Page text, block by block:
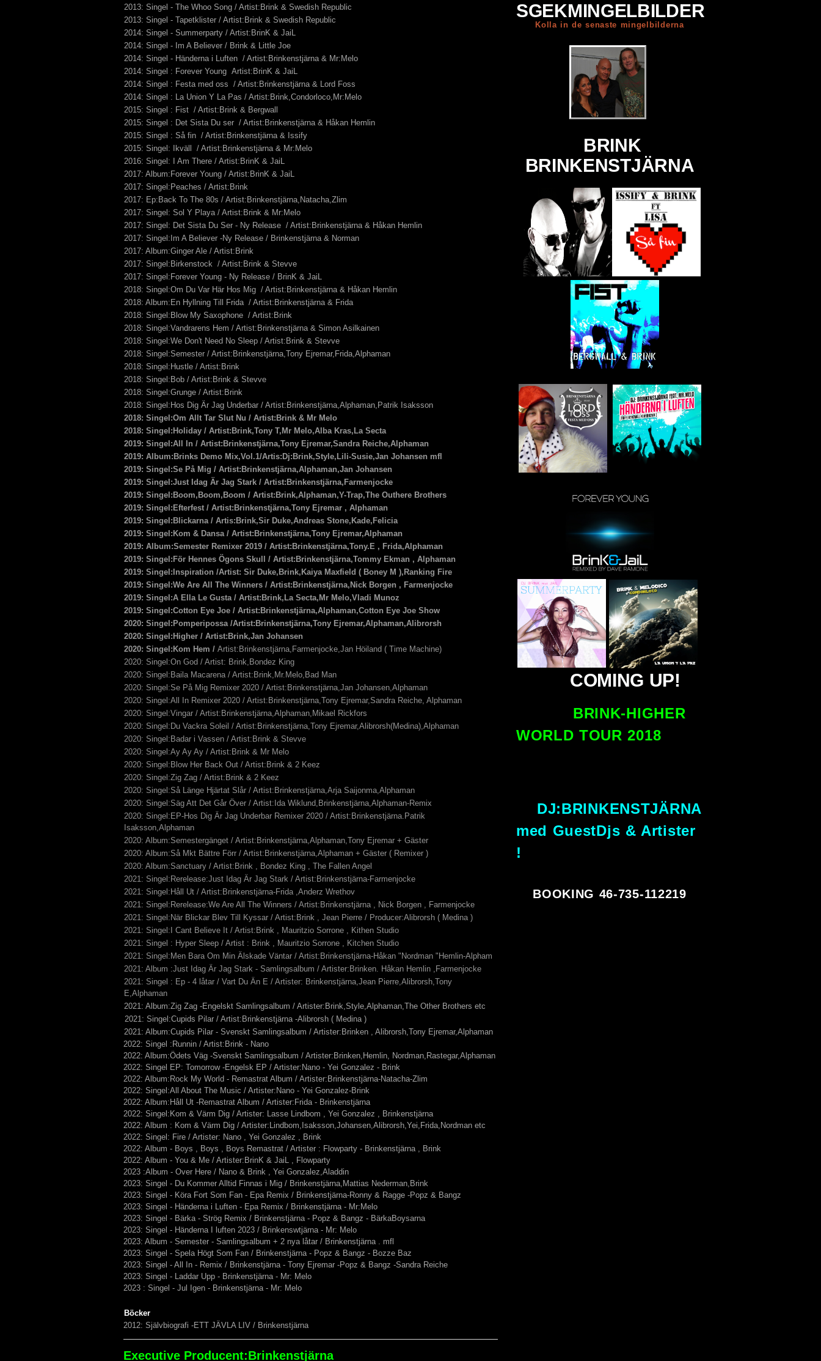
2013: Singel - The Whoo Song / Artist:Brink & Swedish Republic
2013: Singel - Tapetklister / Artist:Brink & Swedish Republic
2014: Singel - Summerparty / Artist:BrinK & JaiL
2014: Singel - Im A Believer / Brink & Little Joe
2014: Singel - Händerna i Luften / Artist:Brinkenstjärna & Mr:Melo
2014: Singel : Forever Young Artist:BrinK & JaiL
2014: Singel : Festa med oss / Artist:Brinkenstjärna & Lord Foss
2014: Singel : La Union Y La Pas / Artist:Brink,Condorloco,Mr:Melo
2015: Singel : Fist / Artist:Brink & Bergwall
2015: Singel : Det Sista Du ser / Artist:Brinkenstjärna & Håkan Hemlin
2015: Singel : Så fin / Artist:Brinkenstjärna & Issify
2015: Singel: Ikväll / Artist:Brinkenstjärna & Mr:Melo
2016: Singel: I Am There / Artist:BrinK & JaiL
2017: Album:Forever Young / Artist:BrinK & JaiL
2017: Singel:Peaches / Artist:Brink
2017: Ep:Back To The 80s / Artist:Brinkenstjärna,Natacha,Zlim
2017: Singel: Sol Y Playa / Artist:Brink & Mr:Melo
2017: Singel: Det Sista Du Ser - Ny Release / Artist:Brinkenstjärna & Håkan Hemlin
2017: Singel:Im A Believer -Ny Release / Brinkenstjärna & Norman
2017: Album:Ginger Ale / Artist:Brink
2017: Singel:Birkenstock / Artist:Brink & Stevve
2017: Singel:Forever Young - Ny Release / BrinK & JaiL
2018: Singel:Om Du Var Här Hos Mig / Artist:Brinkenstjärna & Håkan Hemlin
2018: Album:En Hyllning Till Frida / Artist:Brinkenstjärna & Frida
2018: Singel:Blow My Saxophone / Artist:Brink
2018: Singel:Vandrarens Hem / Artist:Brinkenstjärna & Simon Asilkainen
2018: Singel:We Don't Need No Sleep / Artist:Brink & Stevve
2018: Singel:Semester / Artist:Brinkenstjärna,Tony Ejremar,Frida,Alphaman
2018: Singel:Hustle / Artist:Brink
2018: Singel:Bob / Artist:Brink & Stevve
2018: Singel:Grunge / Artist:Brink
2018: Singel:Hos Dig Är Jag Underbar / Artist:Brinkenstjärna,Alphaman,Patrik Isaksson
2018: Singel:Om Allt Tar Slut Nu / Artist:Brink & Mr Melo
2018: Singel:Holiday / Artist:Brink,Tony T,Mr Melo,Alba Kras,La Secta
2019: Singel:All In / Artist:Brinkenstjärna,Tony Ejremar,Sandra Reiche,Alphaman
2019: Album:Brinks Demo Mix,Vol.1/Artis:Dj:Brink,Style,Lili-Susie,Jan Johansen mfl
2019: Singel:Se På Mig / Artist:Brinkenstjärna,Alphaman,Jan Johansen
2019: Singel:Just Idag Är Jag Stark / Artist:Brinkenstjärna,Farmenjocke
2019: Singel:Boom,Boom,Boom / Artist:Brink,Alphaman,Y-Trap,The Outhere Brothers
2019: Singel:Efterfest / Artist:Brinkenstjärna,Tony Ejremar , Alphaman
2019: Singel:Blickarna / Artis:Brink,Sir Duke,Andreas Stone,Kade,Felicia
2019: Singel:Kom & Dansa / Artist:Brinkenstjärna,Tony Ejremar,Alphaman
2019: Album:Semester Remixer 2019 / Artist:Brinkenstjärna,Tony.E , Frida,Alphaman
2019: Singel:För Hennes Ögons Skull / Artist:Brinkenstjärna,Tommy Ekman , Alphaman
2019: Singel:Inspiration /Artist: Sir Duke,Brink,Kaiya Maxfield ( Boney M ),Ranking Fire
2019: Singel:We Are All The Winners / Artist:Brinkenstjärna,Nick Borgen , Farmenjocke
2019: Singel:A Ella Le Gusta / Artist:Brink,La Secta,Mr Melo,Vladi Munoz
2019: Singel:Cotton Eye Joe / Artist:Brinkenstjärna,Alphaman,Cotton Eye Joe Show
2020: Singel:Pomperipossa /Artist:Brinkenstjärna,Tony Ejremar,Alphaman,Alibrorsh
2020: Singel:Higher / Artist:Brink,Jan Johansen
2020: Singel:Kom Hem / Artist:Brinkenstjärna,Farmenjocke,Jan Höiland ( Time Machine)
2020: Singel:On God / Artist: Brink,Bondez King
2020: Singel:Baila Macarena / Artist:Brink,Mr.Melo,Bad Man
2020: Singel:Se På Mig Remixer 2020 / Artist:Brinkenstjärna,Jan Johansen,Alphaman
2020: Singel:All In Remixer 2020 / Artist:Brinkenstjärna,Tony Ejremar,Sandra Reiche, Alphaman
2020: Singel:Vingar / Artist:Brinkenstjärna,Alphaman,Mikael Rickfors
2020: Singel:Du Vackra Soleil / Artist:Brinkenstjärna,Tony Ejremar,Alibrorsh(Medina),Alphaman
2020: Singel:Badar i Vassen / Artist:Brink & Stevve
2020: Singel:Ay Ay Ay / Artist:Brink & Mr Melo
2020: Singel:Blow Her Back Out / Artist:Brink & 2 Keez
2020: Singel:Zig Zag / Artist:Brink & 2 Keez
2020: Singel:Så Länge Hjärtat Slår / Artist:Brinkenstjärna,Arja Saijonma,Alphaman
2020: Singel:Säg Att Det Går Över / Artist:Ida Wiklund,Brinkenstjärna,Alphaman-Remix
2020: Singel:EP-Hos Dig Är Jag Underbar Remixer 2020 / Artist:Brinkenstjärna.Patrik
Isaksson,Alphaman
2020: Album:Semestergänget / Artist:Brinkenstjärna,Alphaman,Tony Ejremar + Gäster
2020: Album:Så Mkt Bättre Förr / Artist:Brinkenstjärna,Alphaman + Gäster ( Remixer )
2020: Album:Sanctuary / Artist:Brink , Bondez King , The Fallen Angel
2021: Singel:Rerelease:Just Idag Är Jag Stark / Artist:Brinkenstjärna-Farmenjocke
2021: Singel:Håll Ut / Artist:Brinkenstjärna-Frida ,Anderz Wrethov
2021: Singel:Rerelease:We Are All The Winners / Artist:Brinkenstjärna , Nick Borgen , Farmenjocke
2021: Singel:När Blickar Blev Till Kyssar / Artist:Brink , Jean Pierre / Producer:Alibrorsh ( Medina )
2021: Singel:I Cant Believe It / Artist:Brink , Mauritzio Sorrone , Kithen Studio
2021: Singel : Hyper Sleep / Artist : Brink , Mauritzio Sorrone , Kitchen Studio
2021: Singel:Men Bara Om Min Älskade Väntar / Artist:Brinkenstjärna-Håkan "Nordman "Hemlin-Alpham
2021: Album :Just Idag Är Jag Stark - Samlingsalbum / Artister:Brinken. Håkan Hemlin ,Farmenjocke
2021: Singel : Ep - 4 låtar / Vart Du Än E / Artister: Brinkenstjärna,Jean Pierre,Alibrorsh,Tony
E,Alphaman
2021: Album:Zig Zag -Engelskt Samlingsalbum / Artister:Brink,Style,Alphaman,The Other Brothers etc
2021: Singel:Cupids Pilar / Artist:Brinkenstjärna -Alibrorsh ( Medina )
2021: Album:Cupids Pilar - Svenskt Samlingsalbum / Artister:Brinken , Alibrorsh,Tony Ejremar,Alphaman
2022: Singel :Runnin / Artist:Brink - Nano
2022: Album:Ödets Väg -Svenskt Samlingsalbum / Artister:Brinken,Hemlin, Nordman,Rastegar,Alphaman
2022: Singel EP: Tomorrow -Engelsk EP / Artister:Nano - Yei Gonzalez - Brink
2022: Album:Rock My World - Remastrat Album / Artister:Brinkenstjärna-Natacha-Zlim
2022: Singel:All About The Music / Artister:Nano - Yei Gonzalez-Brink
2022: Album:Håll Ut -Remastrat Album / Artister:Frida - Brinkenstjärna
2022: Singel:Kom & Värm Dig / Artister: Lasse Lindbom , Yei Gonzalez , Brinkenstjärna
2022: Album : Kom & Värm Dig / Artister:Lindbom,Isaksson,Johansen,Alibrorsh,Yei,Frida,Nordman etc
2022: Singel: Fire / Artister: Nano , Yei Gonzalez , Brink
2022: Album - Boys , Boys , Boys Remastrat / Artister : Flowparty - Brinkenstjärna , Brink
2022: Album - You & Me / Artister:BrinK & JaiL , Flowparty
2023 :Album - Over Here / Nano & Brink , Yei Gonzalez,Aladdin
2023: Singel - Du Kommer Alltid Finnas i Mig / Brinkenstjärna,Mattias Nederman,Brink
2023: Singel - Köra Fort Som Fan - Epa Remix / Brinkenstjärna-Ronny & Ragge -Popz & Bangz
2023: Singel - Händerna i Luften - Epa Remix / Brinkenstjärna - Mr:Melo
2023: Singel - Bärka - Strög Remix / Brinkenstjärna - Popz & Bangz - BärkaBoysarna
2023: Singel - Händerna I luften 2023 / Brinkenswtjärna - Mr: Melo
2023: Album - Semester - Samlingsalbum + 2 nya låtar / Brinkenstjärna . mfl
2023: Singel - Spela Högt Som Fan / Brinkenstjärna - Popz & Bangz - Bozze Baz
2023: Singel - All In - Remix / Brinkenstjärna - Tony Ejremar -Popz & Bangz -Sandra Reiche
2023: Singel - Laddar Upp - Brinkenstjärna - Mr: Melo
2023 : Singel - Jul Igen - Brinkenstjärna - Mr: Melo
Böcker
2012: Självbiografi -ETT JÄVLA LIV / Brinkenstjärna
Executive Producent:Brinkenstjärna
SGEKMINGELBILDER
Kolla in de senaste mingelbilderna
BRINK
BRINKENSTJÄRNA
COMING UP!
BRINK-HIGHER
WORLD TOUR 2018
DJ:BRINKENSTJÄRNA
med GuestDjs & Artister
!
BOOKING 46-735-112219